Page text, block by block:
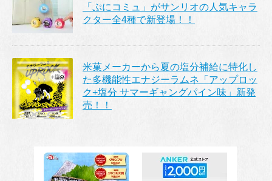
「ぷにコミュ」がサンリオの人気キャラ
クター全4種で新登場！！
米菓メーカーから夏の塩分補給に特化し
た多機能性エナジーラムネ「アップロッ
ク+塩分 サマーギャングパイン味」新発
売！！